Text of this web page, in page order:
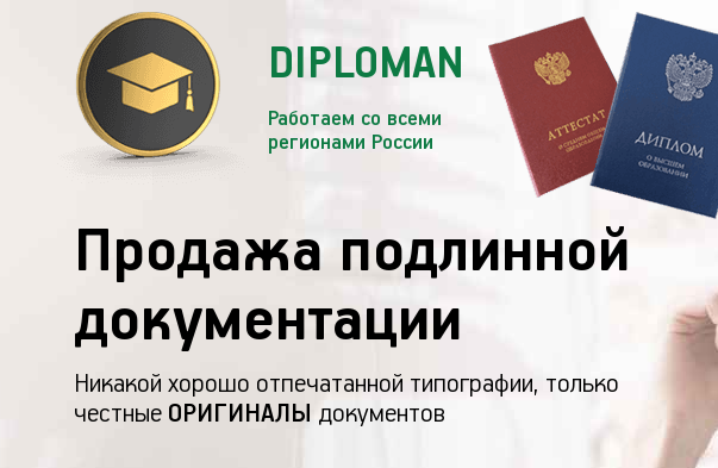
DIPLOMAN
Работаем со всеми
регионами России
Продажа подлинной
документации
Никакой хорошо отпечатанной типографии, только
честные ОРИГИНАЛЫ документов